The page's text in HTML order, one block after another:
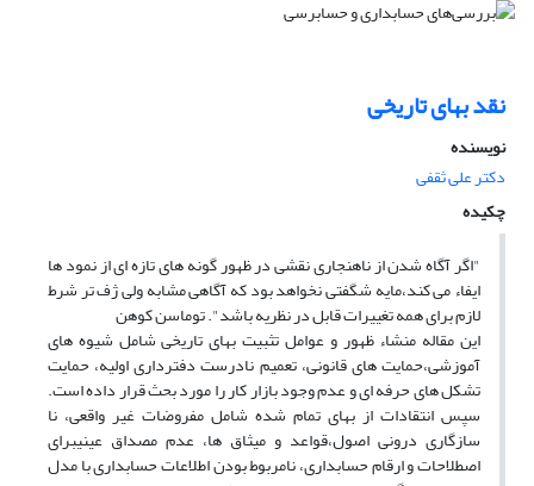
نقد بهای تاریخی
نویسنده
دکتر علی ثقفی
چکیده
"اگر آگاه شدن از ناهنجاری نقشی در ظهور گونه های تازه ای از نمود ها
ایفاء می کند،مایه شگفتی نخواهد بود که آگاهی مشابه ولی ژف تر شرط
لازم برای همه تغییرات قابل در نظریه باشد". توماسن کوهن
این مقاله منشاء ظهور و عوامل تثبیت بهای تاریخی شامل شیوه های
آموزشی،حمایت های قانونی، تعمیم نادرست دفترداری اولیه، حمایت
تشکل های حرفه ای و عدم وجود بازار کار را مورد بحث قرار داده است.
سپس انتقادات از بهای تمام شده شامل مفروضات غیر واقعی، نا
سازگاری درونی اصول،قواعد و میثاق ها، عدم مصداق عینیبرای
اصطلاحات و ارقام حسابداری، نامربوط بودن اطلاعات حسابداری با مدل